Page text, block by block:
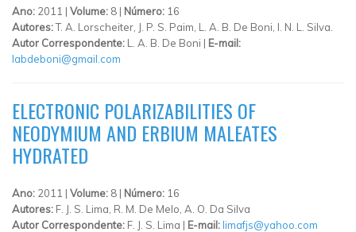
Ano: 2011 | Volume: 8 | Número: 16
Autores:T. A. Lorscheiter, J. P. S. Paim, L. A. B. De Boni, I. N. L. Silva.
Autor Correspondente: L. A. B. De Boni | E-mail:
labdeboni@gmail.com
ELECTRONIC POLARIZABILITIES OF
NEODYMIUM AND ERBIUM MALEATES
HYDRATED
Ano: 2011 | Volume: 8 | Número: 16
Autores: F. J. S. Lima, R. M. De Melo, A. O. Da Silva
Autor Correspondente: F. J. S. Lima | E-mail:limafjs@yahoo.com